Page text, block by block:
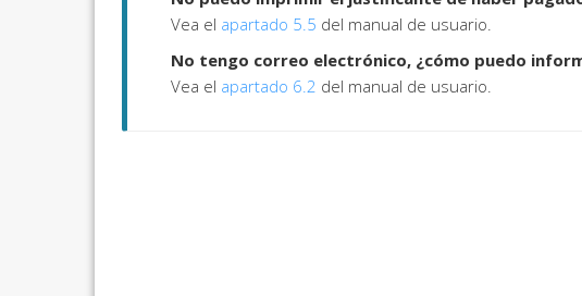
Vea el apartado 5.5 del manual de usuario.
No tengo correo electrónico, ¿cómo puedo
Vea el apartado 6.2 del manual de usuario.